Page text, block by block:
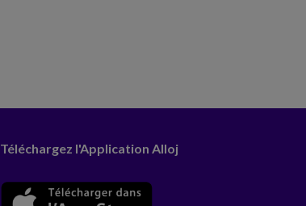
Téléchargez l'Application Alloj